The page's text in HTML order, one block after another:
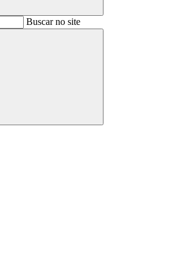
BuscarBuscar no site
Buscar